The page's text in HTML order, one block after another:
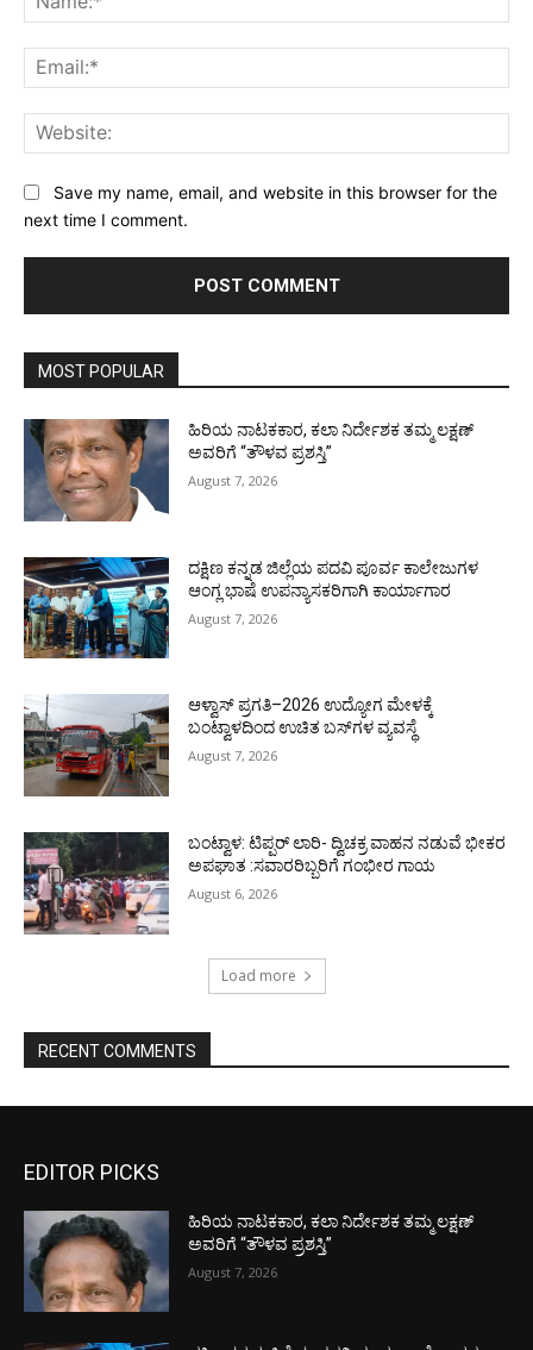
Save my name, email, and website in this browser for the
next time I comment.
MOST POPULAR
ಹಿರಿಯ ನಾಟಕಕಾರ, ಕಲಾ ನಿರ್ದೇಶಕ ತಮ್ಮ ಲಕ್ಷಣ್
ಅವರಿಗೆ “ತೌಳವ ಪ್ರಶಸ್ತಿ”
August 7, 2026
ದಕ್ಷಿಣ ಕನ್ನಡ ಜಿಲ್ಲೆಯ ಪದವಿ ಪೂರ್ವ ಕಾಲೇಜುಗಳ
ಆಂಗ್ಲ ಭಾಷೆ ಉಪನ್ಯಾಸಕರಿಗಾಗಿ ಕಾರ್ಯಾಗಾರ
August 7, 2026
ಆಳ್ವಾಸ್ ಪ್ರಗತಿ–2026 ಉದ್ಯೋಗ ಮೇಳಕ್ಕೆ
ಬಂಟ್ವಾಳದಿಂದ ಉಚಿತ ಬಸ್‌ಗಳ ವ್ಯವಸ್ಥೆ
August 7, 2026
ಬಂಟ್ವಾಳ: ಟಿಪ್ಪರ್ ಲಾರಿ- ದ್ವಿಚಕ್ರ ವಾಹನ ನಡುವೆ ಭೀಕರ
ಅಪಘಾತ :ಸವಾರರಿಬ್ಬರಿಗೆ ಗಂಭೀರ ಗಾಯ
August 6, 2026
Load more
RECENT COMMENTS
EDITOR PICKS
ಹಿರಿಯ ನಾಟಕಕಾರ, ಕಲಾ ನಿರ್ದೇಶಕ ತಮ್ಮ ಲಕ್ಷಣ್
ಅವರಿಗೆ “ತೌಳವ ಪ್ರಶಸ್ತಿ”
August 7, 2026